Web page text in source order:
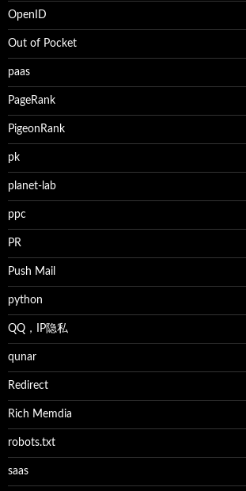
OpenID
Out of Pocket
paas
PageRank
PigeonRank
pk
planet-lab
ppc
PR
Push Mail
python
QQ，IP隐私
qunar
Redirect
Rich Memdia
robots.txt
saas